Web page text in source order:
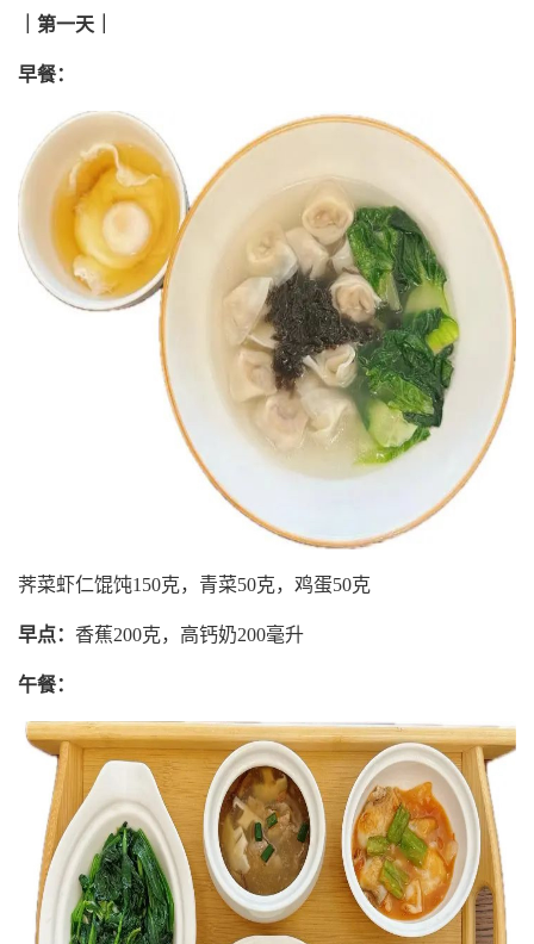
｜第一天｜
早餐：
荠菜虾仁馄饨150克，青菜50克，鸡蛋50克
早点： 香蕉200克，高钙奶200毫升
午餐：